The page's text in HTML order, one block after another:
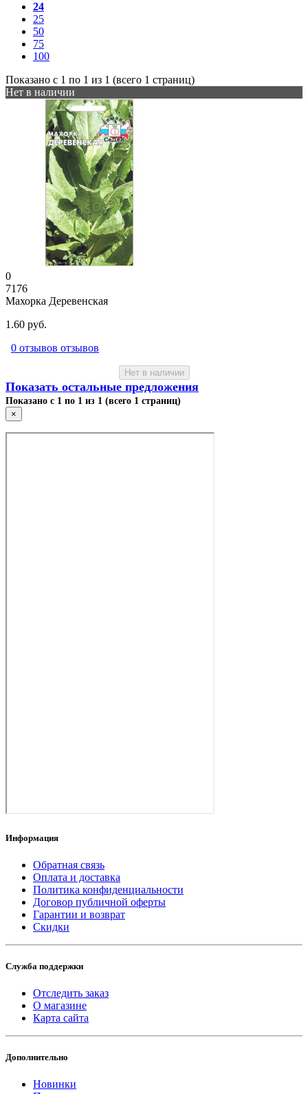
24
25
50
75
100
Показано с 1 по 1 из 1 (всего 1 страниц)
Нет в наличии
0
7176
Махорка Деревенская
1.60 руб.
0 отзывов отзывов
Нет в наличии
Показать остальные предложения
Показано с 1 по 1 из 1 (всего 1 страниц)
×
Информация
Обратная связь
Оплата и доставка
Политика конфиденциальности
Договор публичной оферты
Гарантии и возврат
Скидки
Служба поддержки
Отследить заказ
О магазине
Карта сайта
Дополнительно
Новинки